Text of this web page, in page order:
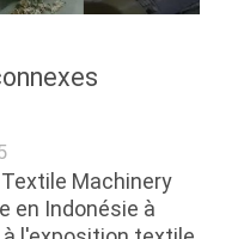
Machinery
en Indonésie à